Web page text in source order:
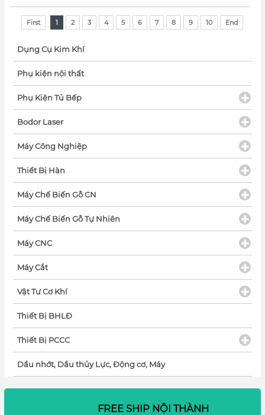
First 1 2 3 4 5 6 7 8 9 10 End
Dụng Cụ Kim Khí
Phụ kiện nội thất
Phụ Kiện Tủ Bếp
Bodor Laser
Máy Công Nghiệp
Thiết Bị Hàn
Máy Chế Biến Gỗ CN
Máy Chế Biến Gỗ Tự Nhiên
Máy CNC
Máy Cắt
Vật Tư Cơ Khí
Thiết Bị BHLĐ
Thiết Bị PCCC
Dầu nhớt, Dầu thủy Lực, Động cơ, Máy
FREE SHIP NỘI THÀNH